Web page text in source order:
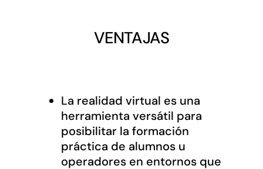
VENTAJAS
La realidad virtual es una
herramienta versátil para
posibilitar la formación
práctica de alumnos u
operadores en entornos que